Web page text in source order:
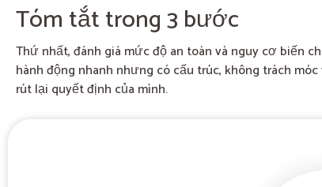
Tóm tắt trong 3 bước
Thứ nhất, đánh giá mức độ an toàn và nguy cơ biến
hành động nhanh nhưng có cấu trúc, không trách
rút lại quyết định của mình.